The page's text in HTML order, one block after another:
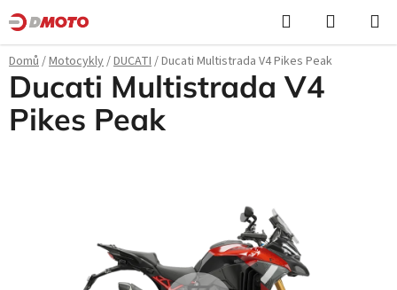
Přejít
na
obsah
Hledat
KOŠÍK
Domů/Motocykly/DUCATI/Ducati Multistrada V4 Pikes Peak
Ducati Multistrada V4
Pikes Peak